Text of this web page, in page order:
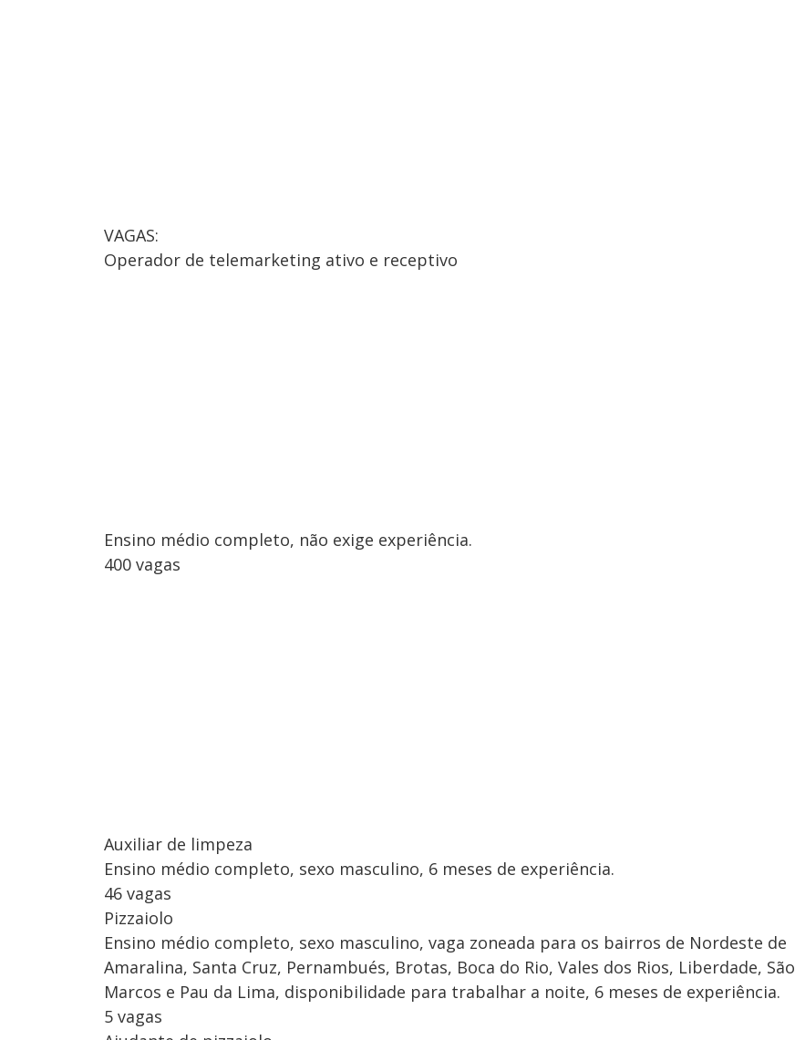
VAGAS:
Operador de telemarketing ativo e receptivo
Ensino médio completo, não exige experiência.
400 vagas
Auxiliar de limpeza
Ensino médio completo, sexo masculino, 6 meses de experiência.
46 vagas
Pizzaiolo
Ensino médio completo, sexo masculino, vaga zoneada para os bairros de Nordeste de
Amaralina, Santa Cruz, Pernambués, Brotas, Boca do Rio, Vales dos Rios, Liberdade, São
Marcos e Pau da Lima, disponibilidade para trabalhar a noite, 6 meses de experiência.
5 vagas